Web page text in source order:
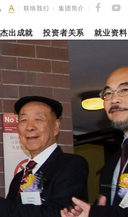
联络我们 集团简介
建筑材料
闻焦点
年10月19日
交通大学「吕
科学园」正式
幕
多内容
杰出成就 投资者关系 就业资料
年2月26日
公布2025年第四季度
年业绩
多内容